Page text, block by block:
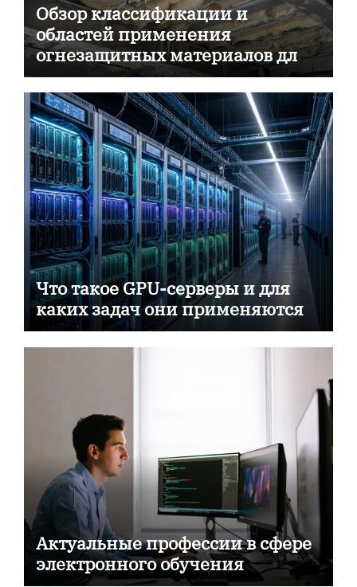
Обзор классификации и
областей применения
огнезащитных материалов для
пассивной противопожарной
защиты
Что такое GPU-серверы и для
каких задач они применяются
Актуальные профессии в сфере
электронного обучения